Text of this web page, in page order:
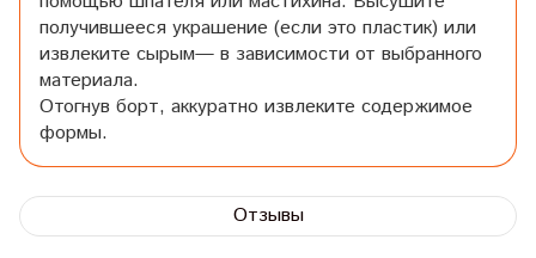
получившееся украшение (если это пластик) или
извлеките сырым— в зависимости от выбранного
материала.
Отогнув борт, аккуратно извлеките содержимое
формы.
Отзывы